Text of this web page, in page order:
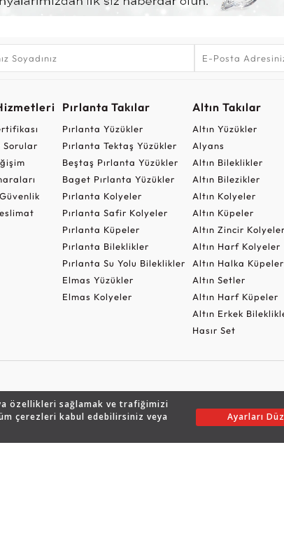
özellikleri sağlamak ve trafiğimizi
çerezleri kabul edebilirsiniz veya
Ayarları
Sorular
Pırlanta Takılar
Pırlanta Yüzükler
Pırlanta Tektaş Yüzükler
Beştaş Pırlanta Yüzükler
Baget Pırlanta Yüzükler
Pırlanta Kolyeler
Pırlanta Safir Kolyeler
Pırlanta Küpeler
Pırlanta Bileklikler
Pırlanta Su Yolu Bileklikler
Elmas Yüzükler
Elmas Kolyeler
Altın Takılar
Altın Yüzükler
Alyans
Altın Bileklikler
Altın Bilezikler
Altın Kolyeler
Altın Küpeler
Altın Zincir Kolyeler
Altın Harf Kolyeler
Altın Halka Küpeler
Altın Setler
Altın Harf Küpeler
Altın Erkek
Hasır Set